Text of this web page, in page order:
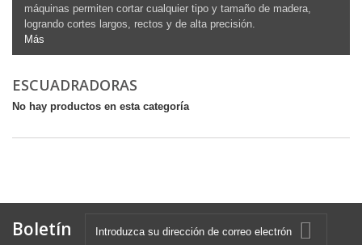
máquinas permiten cortar cualquier tipo y tamaño de madera,
logrando cortes largos, rectos y de alta precisión.
Más
ESCUADRADORAS
No hay productos en esta categoría
Boletín